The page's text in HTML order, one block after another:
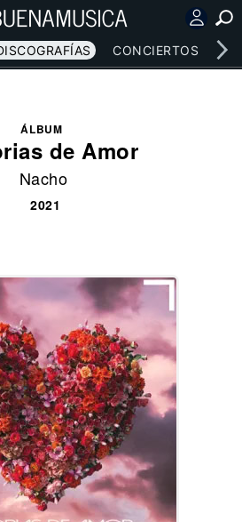
CONCIERTOS
ÁLBUM
de Amor
Nacho
2021